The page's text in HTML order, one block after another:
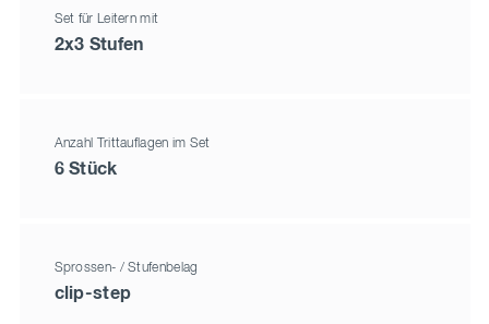
Set für Leitern mit
2x3 Stufen
Anzahl Trittauflagen im Set
6 Stück
Sprossen- / Stufenbelag
clip-step